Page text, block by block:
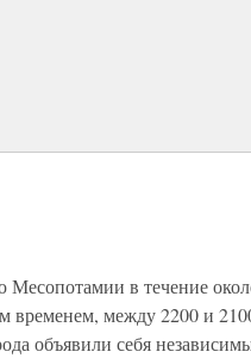
Месопотамии в течение
временем, между 2200 и
объявили себя